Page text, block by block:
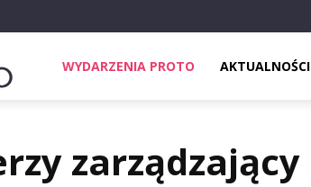
WYDARZENIA PROTO AKTUALNOŚCI
zarządzający